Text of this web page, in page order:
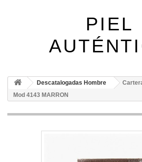
PIEL
Descatalogadas Hombre
Mod 4143 MARRON